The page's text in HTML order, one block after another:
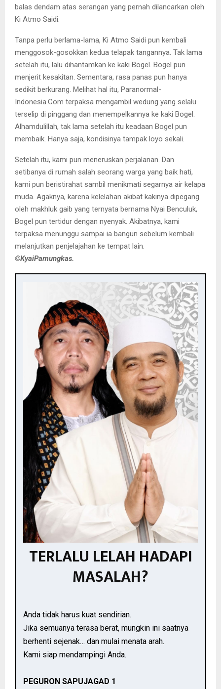
balas dendam atas serangan yang pernah dilancarkan oleh
Ki Atmo Saidi.
Tanpa perlu berlama-lama, Ki Atmo Saidi pun kembali
menggosok-gosokkan kedua telapak tangannya. Tak lama
setelah itu, lalu dihantamkan ke kaki Bogel. Bogel pun
menjerit kesakitan. Sementara, rasa panas pun hanya
sedikit berkurang. Melihat hal itu, Paranormal-
Indonesia.Com terpaksa mengambil wedung yang selalu
terselip di pinggang dan menempelkannya ke kaki Bogel.
Alhamdulillah, tak lama setelah itu keadaan Bogel pun
membaik. Hanya saja, kondisinya tampak loyo sekali.
Setelah itu, kami pun meneruskan perjalanan. Dan
setibanya di rumah salah seorang warga yang baik hati,
kami pun beristirahat sambil menikmati segarnya air kelapa
muda. Agaknya, karena kelelahan akibat kakinya dipegang
oleh makhluk gaib yang ternyata bernama Nyai Benculuk,
Bogel pun tertidur dengan nyenyak. Akibatnya, kami
terpaksa menunggu sampai ia bangun sebelum kembali
melanjutkan penjelajahan ke tempat lain.
©️KyaiPamungkas.
TERLALU LELAH HADAPI
MASALAH?
Anda tidak harus kuat sendirian.
Jika semuanya terasa berat, mungkin ini saatnya
berhenti sejenak… dan mulai menata arah.
Kami siap mendampingi Anda.
PEGURON SAPUJAGAD 1